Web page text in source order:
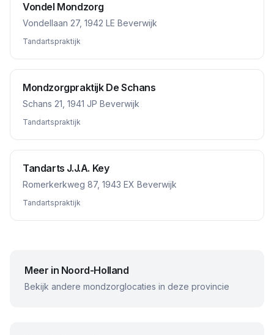
Vondel Mondzorg
Vondellaan 27, 1942 LE Beverwijk
Tandartspraktijk
Mondzorgpraktijk De Schans
Schans 21, 1941 JP Beverwijk
Tandartspraktijk
Tandarts J.J.A. Key
Romerkerkweg 87, 1943 EX Beverwijk
Tandartspraktijk
Meer in Noord-Holland
Bekijk andere mondzorglocaties in deze provincie